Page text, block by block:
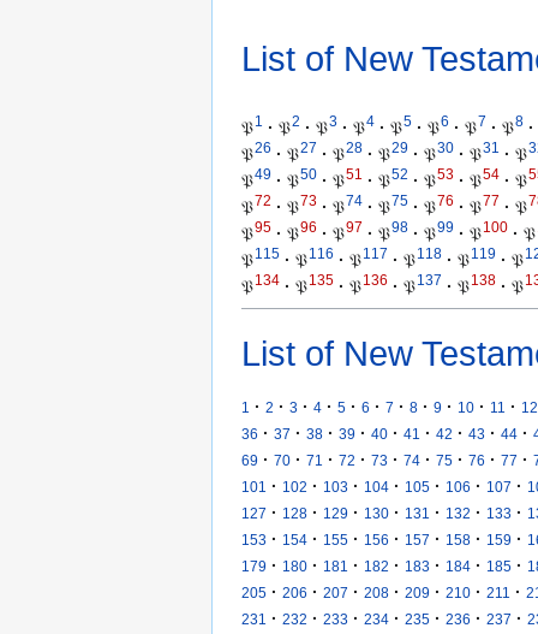
List of New
𝔓1 · 𝔓2 · 𝔓3 · 𝔓4 · 𝔓5 · 𝔓6 · 𝔓7 · 𝔓8 ·
𝔓26 · 𝔓27 · 𝔓28 · 𝔓29 · 𝔓30 · 𝔓31 · 𝔓
𝔓49 · 𝔓50 · 𝔓51 · 𝔓52 · 𝔓53 · 𝔓54 · 𝔓
𝔓72 · 𝔓73 · 𝔓74 · 𝔓75 · 𝔓76 · 𝔓77 · 𝔓
𝔓95 · 𝔓96 · 𝔓97 · 𝔓98 · 𝔓99 · 𝔓100 · 𝔓
𝔓115 · 𝔓116 · 𝔓117 · 𝔓118 · 𝔓119 · 𝔓
𝔓134 · 𝔓135 · 𝔓136 · 𝔓137 · 𝔓138 · 𝔓
List of New
1 · 2 · 3 · 4 · 5 · 6 · 7 · 8 · 9 · 10 · 11 · 12
36 · 37 · 38 · 39 · 40 · 41 · 42 · 43 · 44 ·
69 · 70 · 71 · 72 · 73 · 74 · 75 · 76 · 77 ·
101
· 102 · 103 · 104 · 105 · 106 · 107 ·
127 · 128 · 129 · 130 · 131 · 132 · 133 ·
153 · 154 · 155 · 156 · 157 · 158 · 159 ·
179 · 180 · 181 · 182 · 183 · 184 · 185 ·
205 · 206 · 207 · 208 · 209 · 210 · 211 ·
231
· 232 · 233 · 234 · 235 · 236 · 237 ·